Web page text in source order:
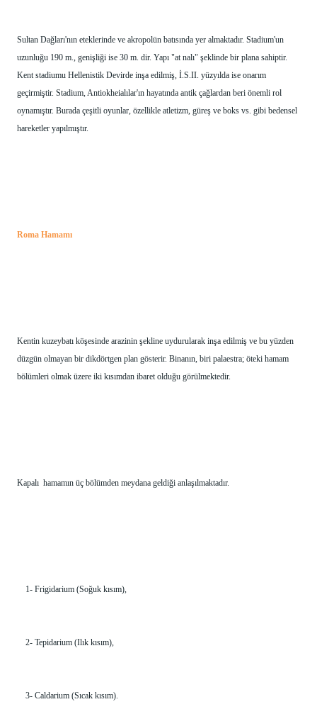
Sultan Dağları'nın eteklerinde ve akropolün batısında yer almaktadır. Stadium'un
uzunluğu 190 m., genişliği ise 30 m. dir. Yapı "at nalı" şeklinde bir plana sahiptir.
Kent stadiumu Hellenistik Devirde inşa edilmiş, İ.S.II. yüzyılda ise onarım
geçirmiştir. Stadium, Antiokheialılar'ın hayatında antik çağlardan beri önemli rol
oynamıştır. Burada çeşitli oyunlar, özellikle atletizm, güreş ve boks vs. gibi bedensel
hareketler yapılmıştır.
Roma Hamamı
Kentin kuzeybatı köşesinde arazinin şekline uydurularak inşa edilmiş ve bu yüzden
düzgün olmayan bir dikdörtgen plan gösterir. Binanın, biri palaestra; öteki hamam
bölümleri olmak üzere iki kısımdan ibaret olduğu görülmektedir.
Kapalı  hamamın üç bölümden meydana geldiği anlaşılmaktadır.
1- Frigidarium (Soğuk kısım),
2- Tepidarium (Ilık kısım),
3- Caldarium (Sıcak kısım).